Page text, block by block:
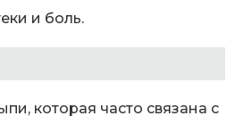
и боль.
которая часто связана с